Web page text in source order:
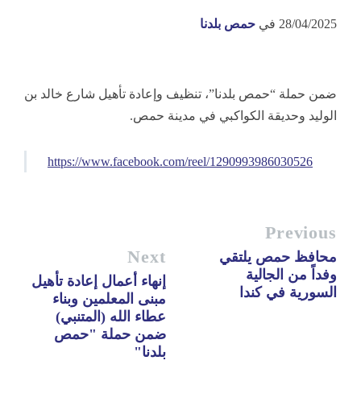
28/04/2025 في حمص بلدنا
ضمن حملة “حمص بلدنا”، تنظيف وإعادة تأهيل شارع خالد بن
الوليد وحديقة الكواكبي في مدينة حمص.
https://www.facebook.com/reel/1290993986030526
Previous
محافظ حمص يلتقي
وفداً من الجالية
السورية في كندا
Next
إنهاء أعمال إعادة تأهيل
مبنى المعلمين وبناء
عطاء الله (المتنبي)
ضمن حملة "حمص
بلدنا"